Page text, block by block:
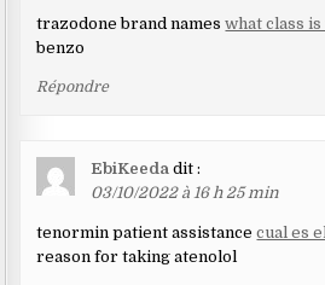
trazodone brand nameswhat class
benzo
Répondre
EbiKeeda dit :
03/10/2022 à 16 h 25 min
tenormin patient assistancecual es
reason for taking atenolol